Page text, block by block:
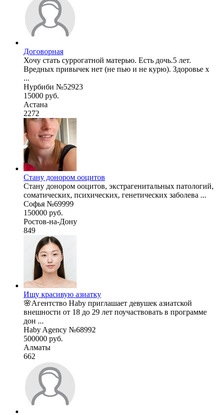
Договорная
Хочу стать суррогатной матерью. Есть дочь.5 лет.
Вредных привычек нет (не пью и не курю). Здоровье х
...
Нурбиби №52923
15000 руб.
Астана
2272
Стану донором ооцитов
Стану донором ооцитов, экстрагенитальных патологий,
соматических, психических, генетических заболева ...
Софья №69999
150000 руб.
Ростов-на-Дону
849
Ищу красивую азиатку
🌸Агентство Haby приглашает девушек азиатской
внешности от 18 до 29 лет поучаствовать в программе
дон ...
Haby Agency №68992
500000 руб.
Алматы
662